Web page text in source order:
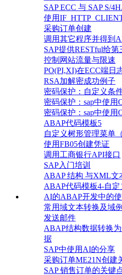
SAP ECC 与 SAP S/
使用
采购订单创建
调用其它程序并得到
SAP提供RESTful给
控制网站流量与限速
PO(PI,XI)在ECC端日
RSA加解密成功例子
密码保护：自定义条
密码保护：sap中使用
密码保护：sap中使用
ABAP代码模板5
自定义树形管理菜单
使用FB05创建凭证
调用工商银行API接口
SAP入门培训
ABAP 结构 与XML文
ABAP代码模板4-自
AI的ABAP开发中的使
常用域文本转换及域
发送邮件
ABAP结构数据转换
据
SAP中使用AI的分享
采购订单ME21N创建
SAP 销售订单的关键